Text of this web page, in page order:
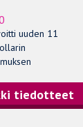
uuden 11